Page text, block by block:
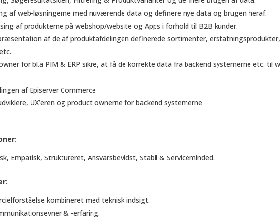
af web-løsningerne med nuværende data og definere nye data og brugen heraf.
af produkterne på webshop/website og Apps i forhold til B2B kunder.
af de af produktafdelingen definerede sortimenter, erstatningsprodukter,
for bl.a PIM & ERP sikre, at få de korrekte data fra backend systemerne etc. til
af Episerver Commerce
UX’eren og product ownerne for backend systemerne
Empatisk, Struktureret, Ansvarsbevidst, Stabil & Serviceminded.
kombineret med teknisk indsigt.
& -erfaring.